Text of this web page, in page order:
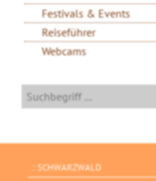
Festivals & Events
Reiseführer
Webcams
SCHWARZWALD